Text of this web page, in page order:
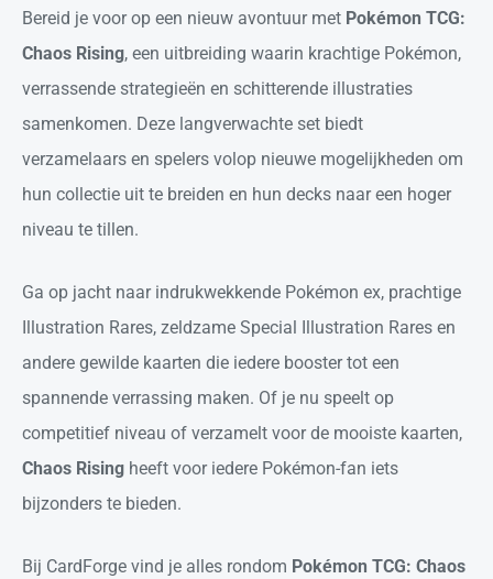
Bereid je voor op een nieuw avontuur met Pokémon TCG:
Chaos Rising, een uitbreiding waarin krachtige Pokémon,
verrassende strategieën en schitterende illustraties
samenkomen. Deze langverwachte set biedt
verzamelaars en spelers volop nieuwe mogelijkheden om
hun collectie uit te breiden en hun decks naar een hoger
niveau te tillen.
Ga op jacht naar indrukwekkende Pokémon ex, prachtige
Illustration Rares, zeldzame Special Illustration Rares en
andere gewilde kaarten die iedere booster tot een
spannende verrassing maken. Of je nu speelt op
competitief niveau of verzamelt voor de mooiste kaarten,
Chaos Rising heeft voor iedere Pokémon-fan iets
bijzonders te bieden.
Bij CardForge vind je alles rondom Pokémon TCG: Chaos